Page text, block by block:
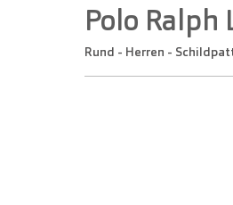
Polo Ralph
Rund - Herren -